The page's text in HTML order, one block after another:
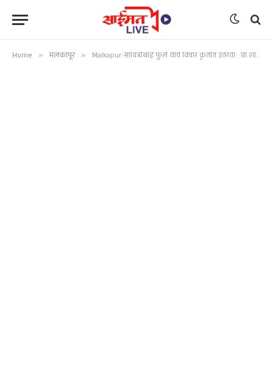
Home » मलकापूर » Malkapur:सावित्रीबाई फुले यांचे विचार कृतीत उतरवा : प्रा.शारदा खर्चे